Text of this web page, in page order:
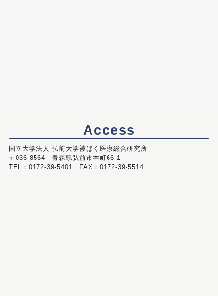
Access
国立大学法人 弘前大学被ばく医療総合研究所
〒036-8564 青森県弘前市本町66-1
TEL：0172-39-5401 FAX：0172-39-5514